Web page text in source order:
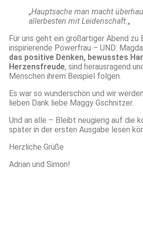
„Hauptsache man macht
allerbesten mit Leidenschaft.„
Für uns geht ein großartiger Abend zu
inspirierende Powerfrau – UND:
das positive Denken, bewusstes
Herzensfreude, sind herausragend
Menschen ihrem Beispiel folgen.
Es war so wunderschön und wir
lieben Dank liebe Maggy Gschnitzer.
Und an alle – Bleibt neugierig auf die
später in der ersten Ausgabe lesen
Herzliche Grüße
Adrian und Simon!